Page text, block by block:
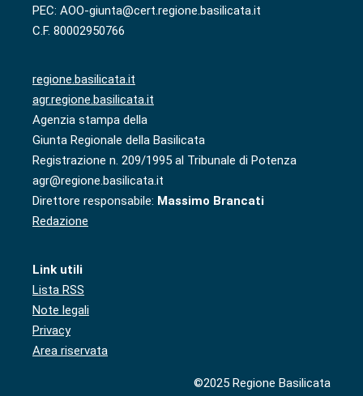
PEC: AOO-giunta@cert.regione.basilicata.it
C.F. 80002950766
regione.basilicata.it
agr.regione.basilicata.it
Agenzia stampa della
Giunta Regionale della Basilicata
Registrazione n. 209/1995 al Tribunale di Potenza
agr@regione.basilicata.it
Direttore responsabile: Massimo Brancati
Redazione
Link utili
Lista RSS
Note legali
Privacy
Area riservata
©2025 Regione Basilicata